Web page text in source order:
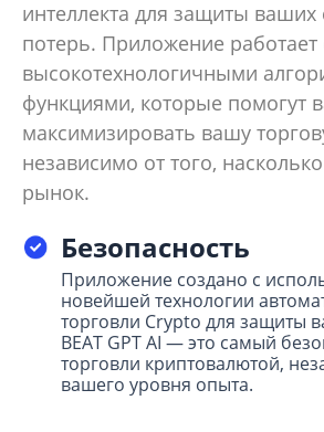
интеллекта для защиты ваших
потерь. Приложение работает
высокотехнологичными
функциями, которые помогут
максимизировать вашу
независимо от того,
рынок.
Безопасность
Приложение создано с
новейшей технологии
торговли Crypto для защиты
BEAT GPT AI — это самый
торговли криптовалютой,
вашего уровня опыта.